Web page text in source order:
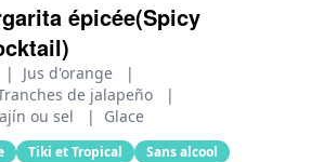
épicée(Spicy
| Jus d'orange
|
de jalapeño
|
ou sel | Glace
Tiki et Tropical Sans alcool